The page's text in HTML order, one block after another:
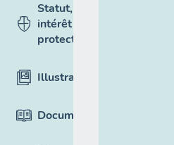
Statut,
intérêt et
protection
Illustrations
Documentation